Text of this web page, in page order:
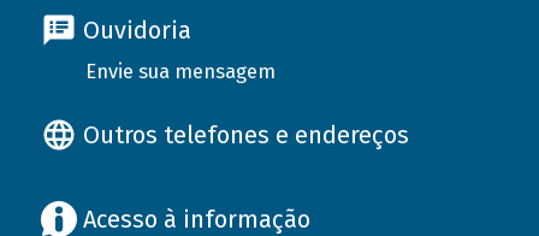
Ouvidoria
Envie sua mensagem
Outros telefones e endereços
Acesso à informação